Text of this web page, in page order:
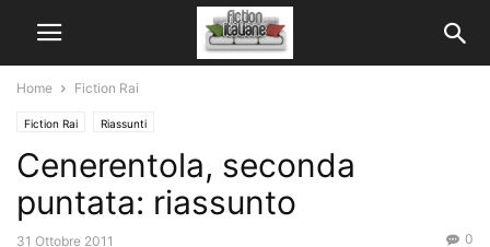
Home Fiction Rai
Fiction Rai Riassunti
Cenerentola, seconda
puntata: riassunto
31 Ottobre 2011 0